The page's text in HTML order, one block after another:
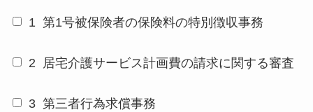
1 第1号被保険者の保険料の特別徴収事務
2 居宅介護サービス計画費の請求に関する審査
3 第三者行為求償事務